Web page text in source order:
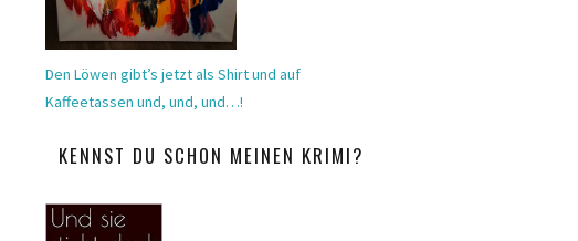
Den Löwen gibt’s jetzt als Shirt und auf
Kaffeetassen und, und, und…!
KENNST DU SCHON MEINEN KRIMI?